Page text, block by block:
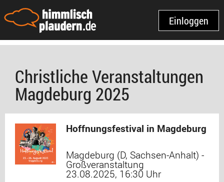
Einloggen
Christliche Veranstaltungen
Magdeburg 2025
Hoffnungsfestival in Magdeburg
Magdeburg (D, Sachsen-Anhalt) -
Großveranstaltung
23.08.2025, 16:30 Uhr